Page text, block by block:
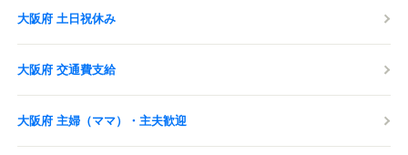
大阪府 土日祝休み
大阪府 交通費支給
大阪府 主婦（ママ）・主夫歓迎